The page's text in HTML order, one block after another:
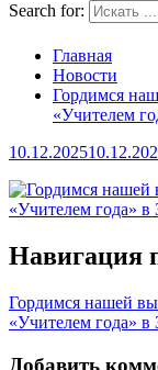
Search for:
Главная
Новости
Гордимся
«Учителем
10.12.2025
Навигация
Гордимся нашей
«Учителем года» в
Добавить